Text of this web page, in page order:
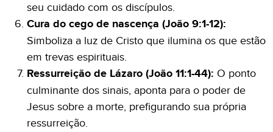
seu cuidado com os discípulos.
Cura do cego de nascença (João 9:1-12):
Simboliza a luz de Cristo que ilumina os que estão
em trevas espirituais.
Ressurreição de Lázaro (João 11:1-44): O ponto
culminante dos sinais, aponta para o poder de
Jesus sobre a morte, prefigurando sua própria
ressurreição.